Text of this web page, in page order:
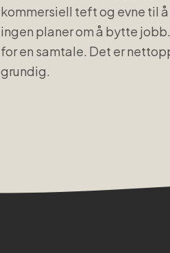
kommersiell teft og evne til
ingen planer om å bytte
for en samtale. Det er
grundig.